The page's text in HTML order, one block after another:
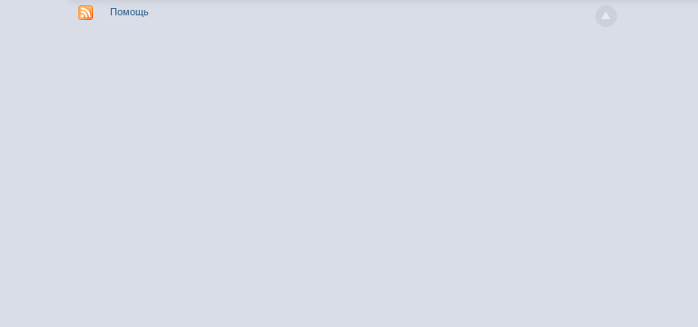
Помощь